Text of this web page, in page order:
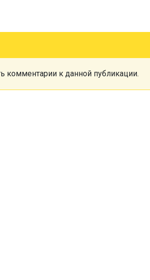
комментарии к данной публикации.